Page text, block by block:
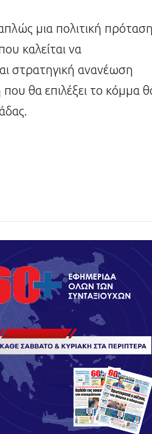
μια πολιτική
καλείται να
στρατηγική ανανέωση
που θα επιλέξει το κόμμα